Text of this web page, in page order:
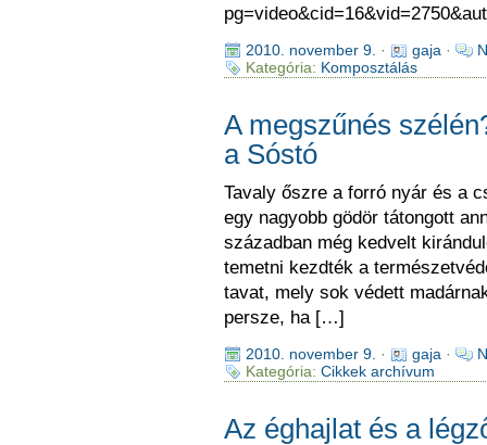
2010. november 9. · gaja ·
Kategória: Komposztálás
A megszűnés
a Sóstó
Tavaly őszre a forró nyár és a
egy nagyobb gödör tátongott
században még kedvelt
temetni kezdték a
tavat, mely sok védett
persze, ha […]
2010. november 9. · gaja ·
Kategória: Cikkek archívum
Az éghajlat és a